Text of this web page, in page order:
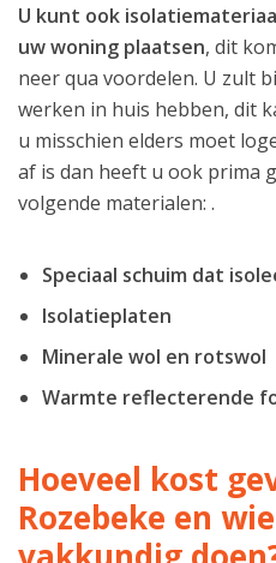
U kunt ook
uw woning plaatsen, dit
neer qua voordelen. U zult
werken in huis hebben, dit
u misschien elders moet
af is dan heeft u ook prima
volgende materialen: .
Speciaal schuim dat
Isolatieplaten
Minerale wol en rotswol
Warmte reflecterende
Hoeveel kost
Rozebeke en